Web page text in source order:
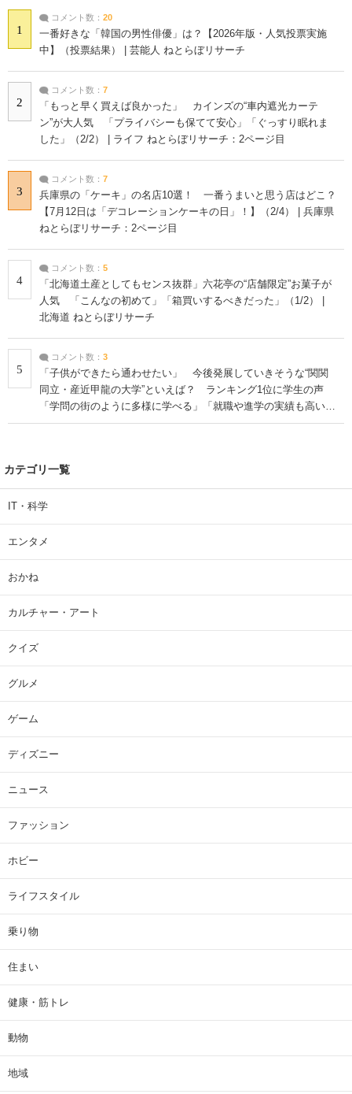
1
コメント数： 20
一番好きな「韓国の男性俳優」は？【2026年版・人気投票実施
中】（投票結果） | 芸能人 ねとらぼリサーチ
2
コメント数： 7
「もっと早く買えば良かった」 カインズの“車内遮光カーテ
ン”が大人気 「プライバシーも保てて安心」「ぐっすり眠れま
した」（2/2） | ライフ ねとらぼリサーチ：2ページ目
3
コメント数： 7
兵庫県の「ケーキ」の名店10選！ 一番うまいと思う店はどこ？
【7月12日は「デコレーションケーキの日」！】（2/4） | 兵庫県
ねとらぼリサーチ：2ページ目
4
コメント数： 5
「北海道土産としてもセンス抜群」六花亭の“店舗限定”お菓子が
人気 「こんなの初めて」「箱買いするべきだった」（1/2） |
北海道 ねとらぼリサーチ
5
コメント数： 3
「子供ができたら通わせたい」 今後発展していきそうな“関関
同立・産近甲龍の大学”といえば？ ランキング1位に学生の声
「学問の街のように多様に学べる」「就職や進学の実績も高い」
| 大学 ねとらぼリサーチ
カテゴリ一覧
IT・科学
エンタメ
おかね
カルチャー・アート
クイズ
グルメ
ゲーム
ディズニー
ニュース
ファッション
ホビー
ライフスタイル
乗り物
住まい
健康・筋トレ
動物
地域